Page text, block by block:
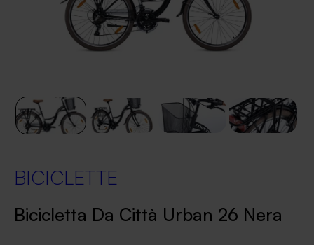
BICICLETTE
Bicicletta Da Città Urban 26 Nera